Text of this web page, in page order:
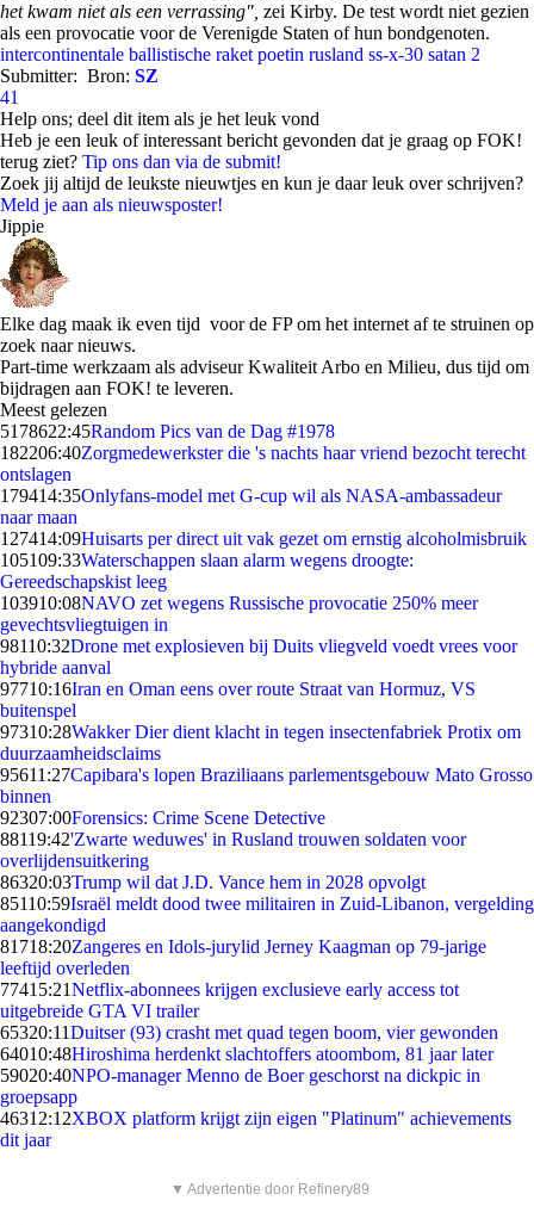
het kwam niet als een verrassing", zei Kirby. De test wordt niet gezien
als een provocatie voor de Verenigde Staten of hun bondgenoten.
intercontinentale ballistische raket poetin rusland ss-x-30 satan 2
Submitter: Bron: SZ
41
Help ons; deel dit item als je het leuk vond
Heb je een leuk of interessant bericht gevonden dat je graag op FOK!
terug ziet? Tip ons dan via de submit!
Zoek jij altijd de leukste nieuwtjes en kun je daar leuk over schrijven?
Meld je aan als nieuwsposter!
Jippie
Elke dag maak ik even tijd voor de FP om het internet af te struinen op
zoek naar nieuws.
Part-time werkzaam als adviseur Kwaliteit Arbo en Milieu, dus tijd om
bijdragen aan FOK! te leveren.
Meest gelezen
5178622:45Random Pics van de Dag #1978
182206:40Zorgmedewerkster die 's nachts haar vriend bezocht terecht
ontslagen
179414:35Onlyfans-model met G-cup wil als NASA-ambassadeur
naar maan
127414:09Huisarts per direct uit vak gezet om ernstig alcoholmisbruik
105109:33Waterschappen slaan alarm wegens droogte:
Gereedschapskist leeg
103910:08NAVO zet wegens Russische provocatie 250% meer
gevechtsvliegtuigen in
98110:32Drone met explosieven bij Duits vliegveld voedt vrees voor
hybride aanval
97710:16Iran en Oman eens over route Straat van Hormuz, VS
buitenspel
97310:28Wakker Dier dient klacht in tegen insectenfabriek Protix om
duurzaamheidsclaims
95611:27Capibara's lopen Braziliaans parlementsgebouw Mato Grosso
binnen
92307:00Forensics: Crime Scene Detective
88119:42'Zwarte weduwes' in Rusland trouwen soldaten voor
overlijdensuitkering
86320:03Trump wil dat J.D. Vance hem in 2028 opvolgt
85110:59Israël meldt dood twee militairen in Zuid-Libanon, vergelding
aangekondigd
81718:20Zangeres en Idols-jurylid Jerney Kaagman op 79-jarige
leeftijd overleden
77415:21Netflix-abonnees krijgen exclusieve early access tot
uitgebreide GTA VI trailer
65320:11Duitser (93) crasht met quad tegen boom, vier gewonden
64010:48Hiroshima herdenkt slachtoffers atoombom, 81 jaar later
59020:40NPO-manager Menno de Boer geschorst na dickpic in
groepsapp
46312:12XBOX platform krijgt zijn eigen "Platinum" achievements
dit jaar
▼ Advertentie door Refinery89